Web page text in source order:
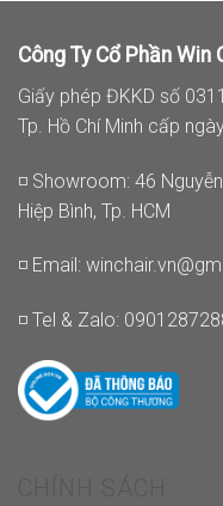
Công Ty Cổ Phần Win
Giấy phép ĐKKD số
Tp. Hồ Chí Minh cấp
◽ Showroom: 46
Hiệp Bình, Tp. HCM
◽ Email:
◽ Tel & Zalo: